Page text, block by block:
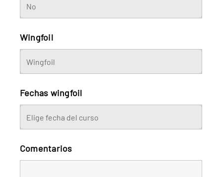
Wingfoil
Fechas wingfoil
Comentarios